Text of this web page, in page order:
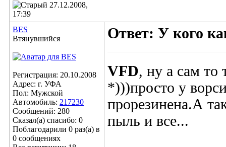
27.12.2008,
17:39
BES
Втянувшийся
Регистрация: 20.10.2008
Адрес: г. УФА
Пол: Мужской
Автомобиль: 217230
Сообщений: 280
Сказал(а) спасибо: 0
Поблагодарили 0 раз(а) в
0 сообщениях
Ответ: У кого
VFD, ну а сам то
*)))просто у
прорезинена.А
пыль и все...